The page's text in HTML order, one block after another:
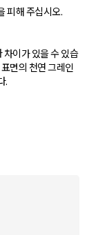
피해 주십시오.
이가 있을 수 있습
면의 천연 그레인
.